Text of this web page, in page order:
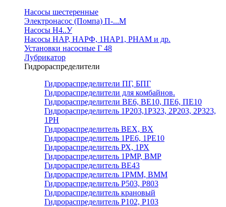
Насосы шестеренные
Электронасос (Помпа) П-...М
Насосы Н4..У
Насосы НАР, НАРФ, 1НАР1, РНАМ и др.
Установки насосные Г 48
Лубрикатор
Гидрораспределители
Гидрораспределители ПГ, БПГ
Гидрораспределители для комбайнов.
Гидрораспределители ВЕ6, ВЕ10, ПЕ6, ПЕ10
Гидрораспределитель 1Р203,1Р323, 2Р203, 2Р323,
1РН
Гидрораспределитель ВЕХ, ВХ
Гидрораспределитель 1РЕ6, 1РЕ10
Гидрораспределитель РХ, 1РХ
Гидрораспределитель 1РМР, ВМР
Гидрораспределитель ВЕ43
Гидрораспределитель 1РММ, ВММ
Гидрораспределитель Р503, Р803
Гидрораспределитель крановый
Гидрораспределитель Р102, Р103